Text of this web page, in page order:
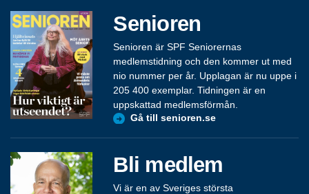
Senioren
Senioren är SPF Seniorernas
medlemstidning och den kommer ut med
nio nummer per år. Upplagan är nu uppe i
205 400 exemplar. Tidningen är en
uppskattad medlemsförmån.
Gå till senioren.se
Bli medlem
Vi är en av Sveriges största